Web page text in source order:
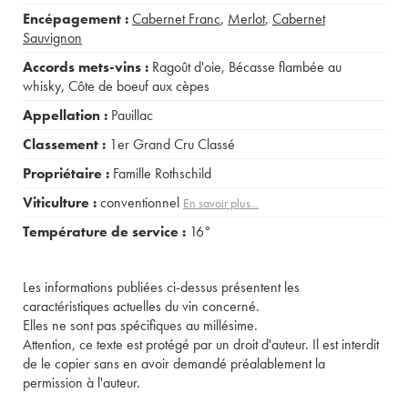
Encépagement :Cabernet Franc, Merlot, Cabernet
Sauvignon
Accords mets-vins : Ragoût d'oie, Bécasse flambée au
whisky, Côte de boeuf aux cèpes
Appellation : Pauillac
Classement : 1er Grand Cru Classé
Propriétaire : Famille Rothschild
Viticulture :conventionnel En savoir plus...
Température de service : 16°
Les informations publiées ci-dessus présentent les
caractéristiques actuelles du vin concerné.
Elles ne sont pas spécifiques au millésime.
Attention, ce texte est protégé par un droit d'auteur. Il est interdit
de le copier sans en avoir demandé préalablement la
permission à l'auteur.